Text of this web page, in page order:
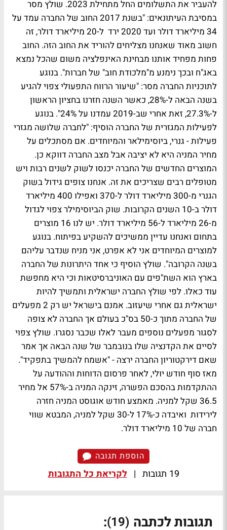
להעביר את התשלומים החל מתחילת 2023. שולץ מסר
במסיבת העיתונאים: "בשנת 2017 החוב של החברה עמד על
34 מיליארד דולר ועד 2020 ירד ל-20 מיליארד דולר, זה
חשוב מאוד שאנחנו מצליחים להוריד את החוב הזה. החוב
פחות מפחיד אותנו מבחינת האינפלציה משום שהכל נמצא
באג"ח ובכך נימנע מ"מלכודת חוב" של חברות". בנוגע
לתוכניות החברה מסר: "שיעור הרווח התפעולי צפוי להגיע
בשנה הבאה ל-28%, כאשר השנה חזרנו בחציון הראשון
ל-27.3%, זאת אחרי שב-2019 עמדנו על 24%". בנוגע
לפעילות המגזרית של החברה הוסיף: "לחברה שלושה מגזרי
פעילות - גנרי, ביוסימילאר והמיוחדים. אם מסתכלים על
מחיר המניה היא לא יציבה אבל מצב החברה דווקא כן.
המוצרים החדשים של החברה יכנסו לשוק לשנים רבות ויש
מטופלים רבים שצריכים את זה. אנחנו צופים גידול בשוק
הגנרי מ-300 מיליארד דולר ל-370 ואפילו 400 מיליארד
דולר ב-10 השנים הקרובות. שוק הביוסימילר צפוי לגדול
מ-26 מיליארד ל-56 מיליארד דולר. יש לנו 16 מוצרים
בתחום ואנחנו עדיין ממשיכים להשקיע בפיתוח. בנוגע
למוצרים המיוחדים אני לא אפרט, אני מניח שנדבר עליהם
בשנה הקרובה". שולץ הוסיף כי אחד היתרונות של החברה
בארץ הוא השת"פים עם האוניברסיטאות וכי היא מחפשת
עוד כאלו. לפי שולץ החברה ישראלית ותמשיך להיות
ישראלית גם אחרי שיעזוב. אמנם בישראל יש רק 2 מפעלים
של החברה מתוך כ-50 בס"כ בעולם אך החברה לא צופה
לסגור מפעלים נוספים מעבר לאלו שכבר נסגרו. שולץ צפוי
לסיים את הקדנציה שלו בנובמבר של שנה הבאה אך אמר
שאם דירקטוריון החברה ירצה - "אשמח להמשיך בתפקיד".
מאז סוף חודש יולי, לאחר פרסום הדוחות וההודעה על
ההתקדמות בהסכם הפשרה, זינקה המניה ב-57% אל מחיר
36.5 שקל למניה. מאמצע חודש אוגוסט המניה חזרה
לירידות ואיבדה כ-17% ל-30 שקל למניה, המבטא שווי
חברה של 10 מיליארד דולר.
הוספת תגובה
19 תגובות | לקריאת כל התגובות
תגובות לכתבה (19)
: